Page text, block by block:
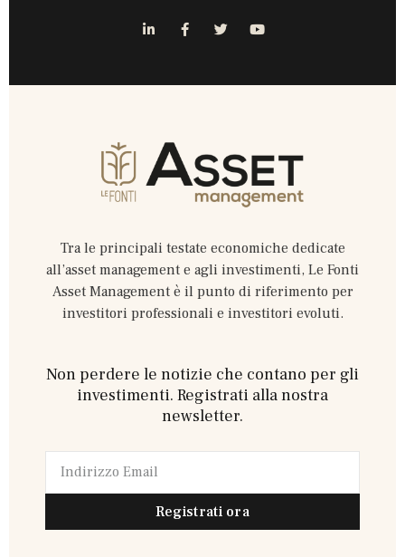
Tra le principali testate economiche dedicate
all’asset management e agli investimenti, Le Fonti
Asset Management è il punto di riferimento per
investitori professionali e investitori evoluti.
Non perdere le notizie che contano per gli
investimenti. Registrati alla nostra
newsletter.
Registrati ora